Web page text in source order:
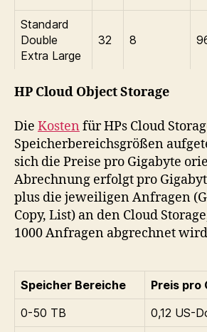
Standard
Double
Extra Large
32 8
HP Cloud Object Storage
Die Kosten für HPs Cloud
Speicherbereichsgrößen
sich die Preise pro Gigabyte
Abrechnung erfolgt pro
plus die jeweiligen Anfragen
Copy, List) an den Cloud
1000 Anfragen abgrechnet
Speicher Bereiche
Preis pro
0-50 TB
0,12 US-